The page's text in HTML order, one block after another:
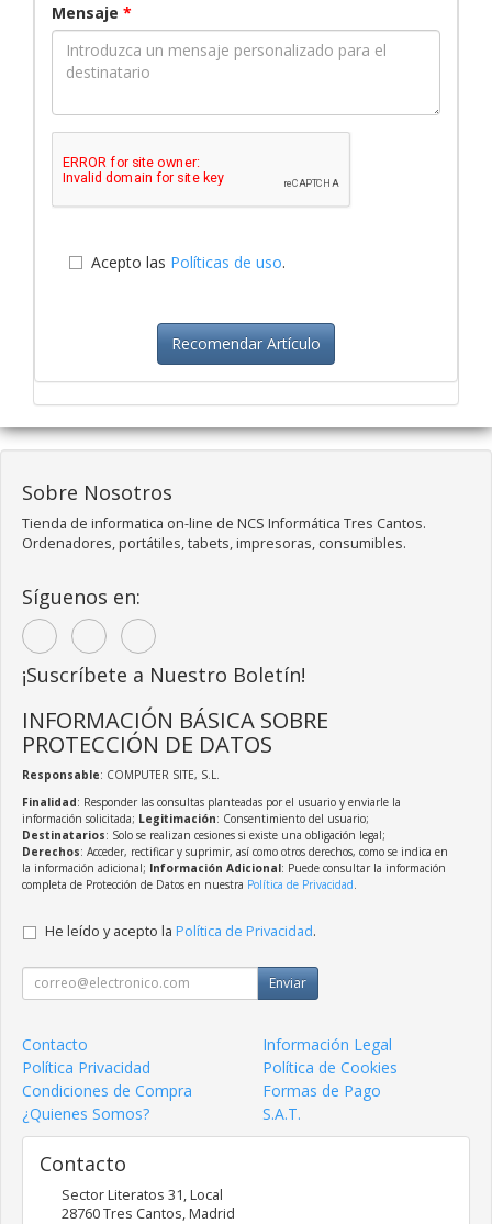
Mensaje *
Acepto las Políticas de uso.
Recomendar Artículo
Sobre Nosotros
Tienda de informatica on-line de NCS Informática Tres Cantos.
Ordenadores, portátiles, tabets, impresoras, consumibles.
Síguenos en:
¡Suscríbete a Nuestro Boletín!
INFORMACIÓN BÁSICA SOBRE
PROTECCIÓN DE DATOS
Responsable: COMPUTER SITE, S.L.
Finalidad: Responder las consultas planteadas por el usuario y enviarle la
información solicitada; Legitimación: Consentimiento del usuario;
Destinatarios: Solo se realizan cesiones si existe una obligación legal;
Derechos: Acceder, rectificar y suprimir, así como otros derechos, como se indica en
la información adicional; Información Adicional: Puede consultar la información
completa de Protección de Datos en nuestra Política de Privacidad
He leído y acepto la Política de Privacidad.
Enviar
Contacto
Información Legal
Política Privacidad
Política de Cookies
Condiciones de Compra
Formas de Pago
¿Quienes Somos?
S.A.T.
Contacto
Sector Literatos 31, Local
28760Tres Cantos,Madrid